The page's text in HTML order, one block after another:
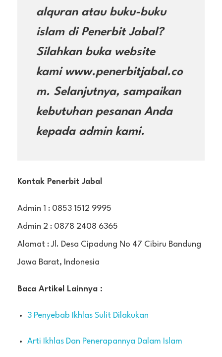
alquran atau buku-buku
islam di Penerbit Jabal?
Silahkan buka website
kami www.penerbitjabal.co
m. Selanjutnya, sampaikan
kebutuhan pesanan Anda
kepada admin kami.
Kontak Penerbit Jabal
Admin 1 : 0853 1512 9995
Admin 2 : 0878 2408 6365
Alamat : Jl. Desa Cipadung No 47 Cibiru Bandung
Jawa Barat, Indonesia
Baca Artikel Lainnya :
3 Penyebab Ikhlas Sulit Dilakukan
Arti Ikhlas Dan Penerapannya Dalam Islam